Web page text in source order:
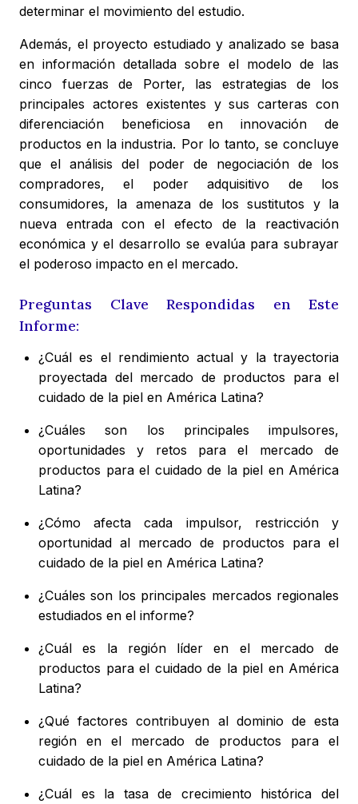
determinar el movimiento del estudio.
Además, el proyecto estudiado y analizado se basa
en información detallada sobre el modelo de las
cinco fuerzas de Porter, las estrategias de los
principales actores existentes y sus carteras con
diferenciación beneficiosa en innovación de
productos en la industria. Por lo tanto, se concluye
que el análisis del poder de negociación de los
compradores, el poder adquisitivo de los
consumidores, la amenaza de los sustitutos y la
nueva entrada con el efecto de la reactivación
económica y el desarrollo se evalúa para subrayar
el poderoso impacto en el mercado.
Preguntas Clave Respondidas en Este
Informe:
¿Cuál es el rendimiento actual y la trayectoria
proyectada del mercado de productos para el
cuidado de la piel en América Latina?
¿Cuáles son los principales impulsores,
oportunidades y retos para el mercado de
productos para el cuidado de la piel en América
Latina?
¿Cómo afecta cada impulsor, restricción y
oportunidad al mercado de productos para el
cuidado de la piel en América Latina?
¿Cuáles son los principales mercados regionales
estudiados en el informe?
¿Cuál es la región líder en el mercado de
productos para el cuidado de la piel en América
Latina?
¿Qué factores contribuyen al dominio de esta
región en el mercado de productos para el
cuidado de la piel en América Latina?
¿Cuál es la tasa de crecimiento histórica del